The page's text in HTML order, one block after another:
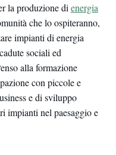
la produzione di energia
che lo ospiteranno,
impianti di energia
sociali ed
alla formazione
con piccole e
e di sviluppo
impianti nel paesaggio e